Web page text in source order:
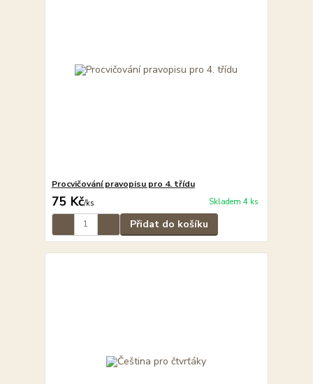
Procvičování pravopisu pro 4. třídu
75 Kč/ks Skladem 4 ks
Přidat do košíku